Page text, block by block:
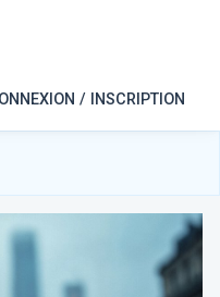
/ INSCRIPTION